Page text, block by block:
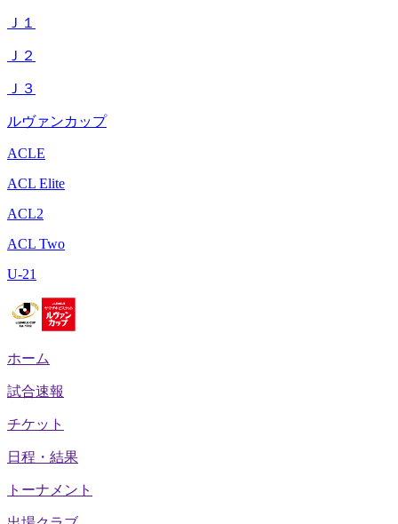
Ｊ１
Ｊ２
Ｊ３
ルヴァンカップ
ACLE
ACL Elite
ACL2
ACL Two
U-21
ホーム
試合速報
チケット
日程・結果
トーナメント